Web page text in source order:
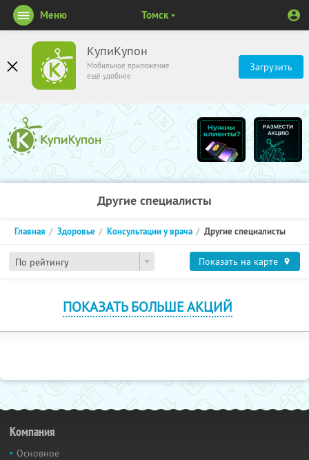
КупиКупон
Мобильное приложение
ещё удобнее
Загрузить
Меню Томск
Другие специалисты
По рейтингу
Главная Здоровье Консультации у врача Другие специалисты
Показать на карте
ПОКАЗАТЬ БОЛЬШЕ АКЦИЙ
Компания
Основное